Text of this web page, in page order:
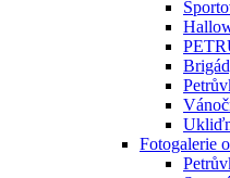
Fotogalerie